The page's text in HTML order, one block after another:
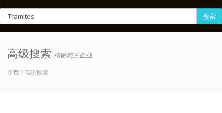
搜索
高级搜索 精确您的企业
主页/ 高级搜索